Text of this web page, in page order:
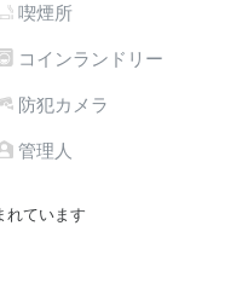
喫煙所
コインランドリー
防犯カメラ
管理人
れています